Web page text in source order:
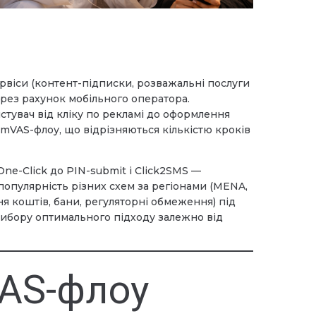
(контент-підписки, розважальні послуги
рахунок мобільного оператора.
від кліку по рекламі до оформлення
флоу, що відрізняються кількістю кроків
Click до PIN-submit і Click2SMS —
різних схем за регіонами (MENA,
коштів, бани, регуляторні обмеження) під
оптимального підходу залежно від
флоу